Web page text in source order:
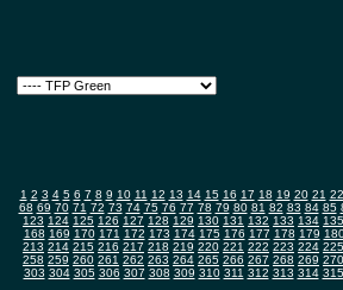
1 2 3 4 5 6 7 8 9 10 11 12 13 14 15 16 17 18 19 20 21 22
68 69 70 71 72 73 74 75 76 77 78 79 80 81 82 83 84 85
123 124 125 126 127 128 129 130 131 132 133 134 135
168 169 170 171 172 173 174 175 176 177 178 179
213 214 215 216 217 218 219 220 221 222 223 224 225
258 259 260 261 262 263 264 265 266 267 268 269 270
303 304 305 306 307 308 309 310 311 312 313 314 315